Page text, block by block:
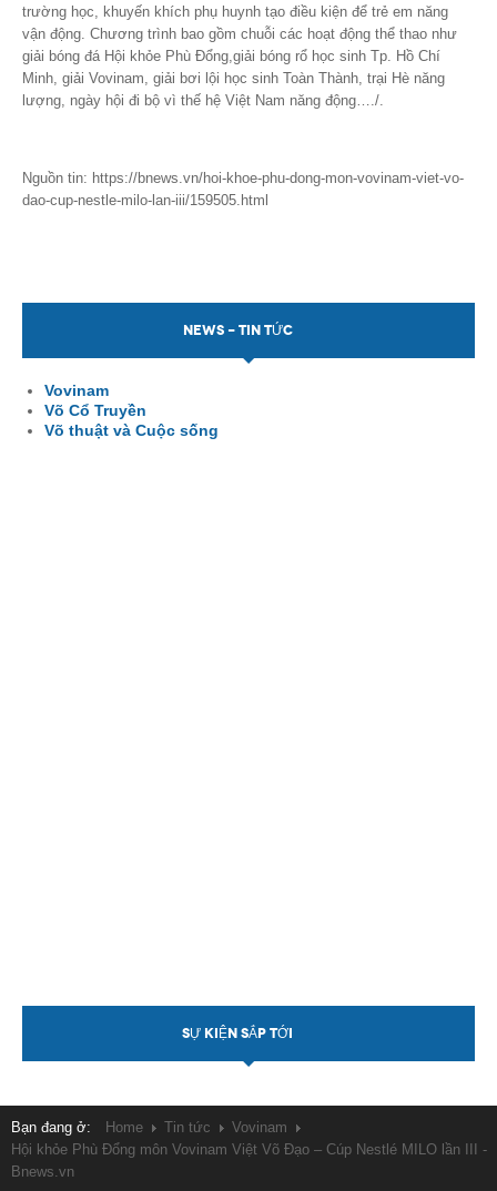
trường học, khuyến khích phụ huynh tạo điều kiện để trẻ em năng
vận động. Chương trình bao gồm chuỗi các hoạt động thể thao như
giải bóng đá Hội khỏe Phù Đổng,giải bóng rổ học sinh Tp. Hồ Chí
Minh, giải Vovinam, giải bơi lội học sinh Toàn Thành, trại Hè năng
lượng, ngày hội đi bộ vì thế hệ Việt Nam năng động…./.
Nguồn tin: https://bnews.vn/hoi-khoe-phu-dong-mon-vovinam-viet-vo-
dao-cup-nestle-milo-lan-iii/159505.html
NEWS - TIN TỨC
Vovinam
Võ Cổ Truyền
Võ thuật và Cuộc sống
SỰ KIỆN SẮP TỚI
Bạn đang ở: Home Tin tức
Vovinam
Hội khỏe Phù Đổng môn Vovinam Việt Võ Đạo – Cúp Nestlé MILO lần III -
Bnews.vn